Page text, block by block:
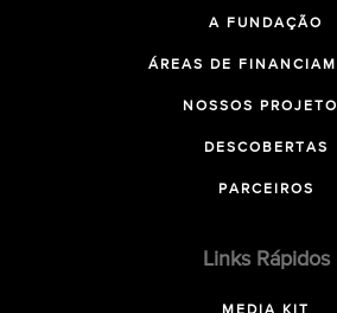
A FUNDAÇÃO
ÁREAS DE
NOSSOS
DESCOBERTAS
PARCEIROS
Links Rápidos